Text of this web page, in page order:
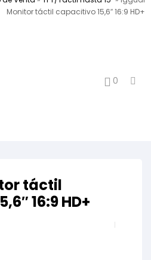
Monitor táctil capacitivo 15,6″ 16:9 HD+
0
táctil
16:9 HD+